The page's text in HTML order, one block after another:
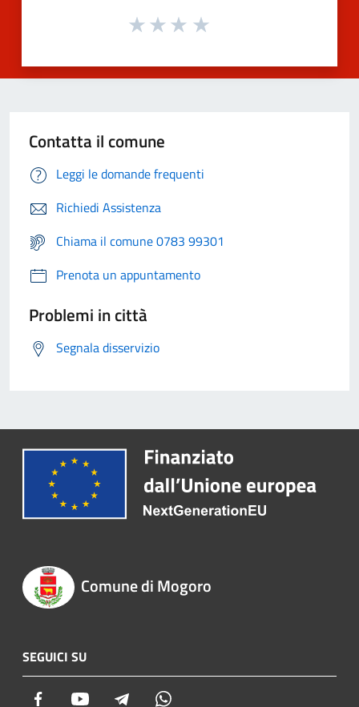
Contatta il comune
Leggi le domande frequenti
Richiedi Assistenza
Chiama il comune 0783 99301
Prenota un appuntamento
Problemi in città
Segnala disservizio
Comune di Mogoro
SEGUICI SU
Facebook Youtube Telegram